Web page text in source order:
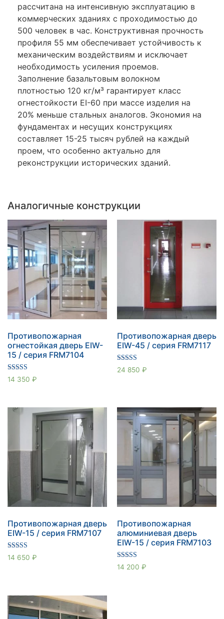
рассчитана на интенсивную эксплуатацию в
коммерческих зданиях с проходимостью до
500 человек в час. Конструктивная прочность
профиля 55 мм обеспечивает устойчивость к
механическим воздействиям и исключает
необходимость усиления проемов.
Заполнение базальтовым волокном
плотностью 120 кг/м³ гарантирует класс
огнестойкости EI-60 при массе изделия на
20% меньше стальных аналогов. Экономия на
фундаментах и несущих конструкциях
составляет 15-25 тысяч рублей на каждый
проем, что особенно актуально для
реконструкции исторических зданий.
Аналогичные конструкции
Противопожарная
огнестойкая дверь EIW-
15 / серия FRM7104
Оценка
5.00
14 350 ₽
Противопожарная дверь
EIW-45 / серия FRM7117
Оценка
5.00
24 850 ₽
Противопожарная дверь
EIW-15 / серия FRM7107
Оценка
5.00
14 650 ₽
Противопожарная
алюминиевая дверь
EIW-15 / серия FRM7103
Оценка
4.67
14 200 ₽